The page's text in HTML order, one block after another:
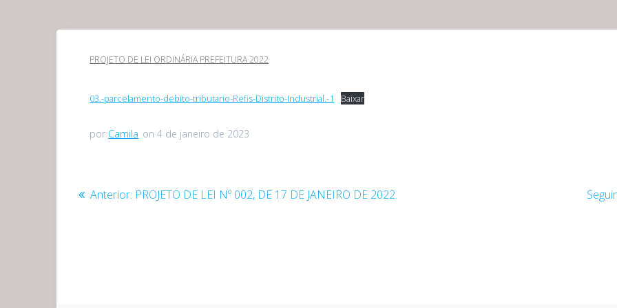
PROJETO DE LEI ORDINÁRIA PREFEITURA 2022
03.-parcelamento-debito-tributario-Refis-Distrito-Industrial.-1 Baixar
por Camila on 4 de janeiro de 2023
Navegação
Anterior: Post
PROJETO DE LEI Nº 002, DE 17 DE JANEIRO DE 2022.